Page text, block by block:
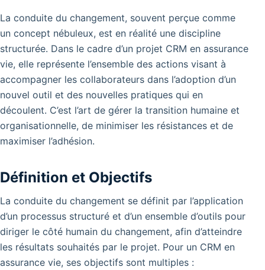
La conduite du changement, souvent perçue comme
un concept nébuleux, est en réalité une discipline
structurée. Dans le cadre d’un projet CRM en assurance
vie, elle représente l’ensemble des actions visant à
accompagner les collaborateurs dans l’adoption d’un
nouvel outil et des nouvelles pratiques qui en
découlent. C’est l’art de gérer la transition humaine et
organisationnelle, de minimiser les résistances et de
maximiser l’adhésion.
Définition et Objectifs
La conduite du changement se définit par l’application
d’un processus structuré et d’un ensemble d’outils pour
diriger le côté humain du changement, afin d’atteindre
les résultats souhaités par le projet. Pour un CRM en
assurance vie, ses objectifs sont multiples :